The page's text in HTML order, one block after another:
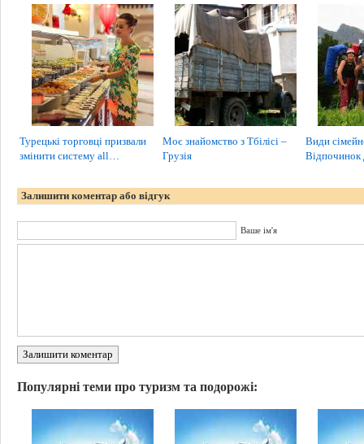
Турецькі торговці призвали
змінити систему all…
Моє знайомство з Тбілісі –
Грузія
Види
Залишити коментар або відгук
Ваше ім'я
Залишити коментар
Популярні теми про туризм та подорожі: